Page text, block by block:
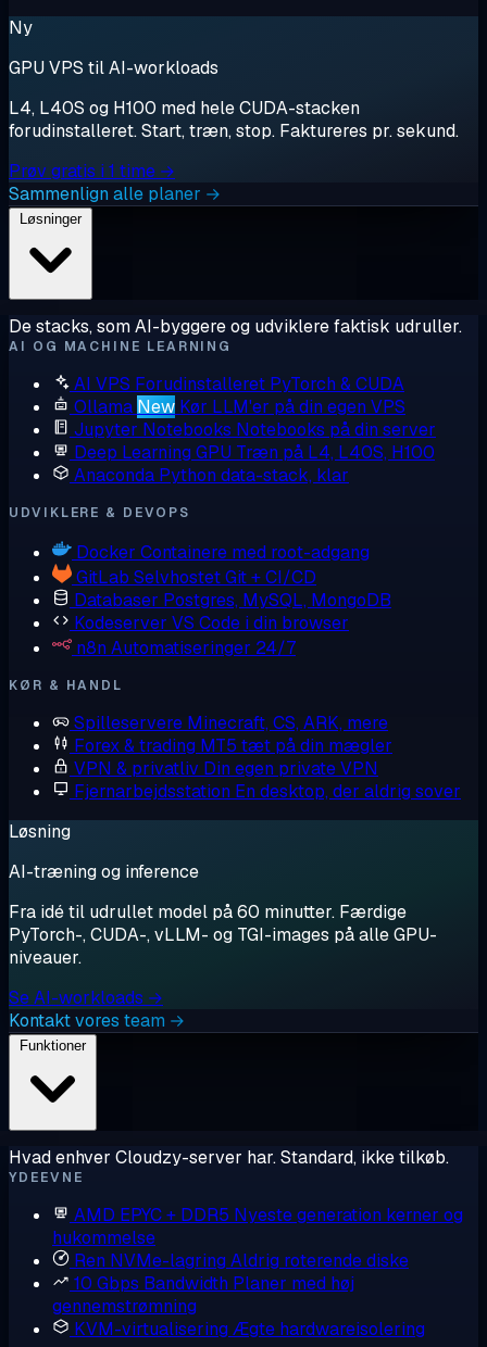
Ny
GPU VPS til AI-workloads
L4, L40S og H100 med hele CUDA-stacken
forudinstalleret. Start, træn, stop. Faktureres pr. sekund.
Prøv gratis i 1 time →
Sammenlign alle planer →
Løsninger
De stacks, som AI-byggere og udviklere faktisk udruller.
AI OG MACHINE LEARNING
AI VPS Forudinstalleret PyTorch & CUDA
Ollama New Kør LLM'er på din egen VPS
Jupyter Notebooks Notebooks på din server
Deep Learning GPU Træn på L4, L40S, H100
Anaconda Python data-stack, klar
UDVIKLERE & DEVOPS
Docker Containere med root-adgang
GitLab Selvhostet Git + CI/CD
Databaser Postgres, MySQL, MongoDB
Kodeserver VS Code i din browser
n8n Automatiseringer 24/7
KØR & HANDL
Spilleservere Minecraft, CS, ARK, mere
Forex & trading MT5 tæt på din mægler
VPN & privatliv Din egen private VPN
Fjernarbejdsstation En desktop, der aldrig sover
Løsning
AI-træning og inference
Fra idé til udrullet model på 60 minutter. Færdige
PyTorch-, CUDA-, vLLM- og TGI-images på alle GPU-
niveauer.
Se AI-workloads →
Kontakt vores team →
Funktioner
Hvad enhver Cloudzy-server har. Standard, ikke tilkøb.
YDEEVNE
AMD EPYC + DDR5 Nyeste generation kerner og
hukommelse
Ren NVMe-lagring Aldrig roterende diske
10 Gbps Bandwidth Planer med høj
gennemstrømning
KVM-virtualisering Ægte hardwareisolering